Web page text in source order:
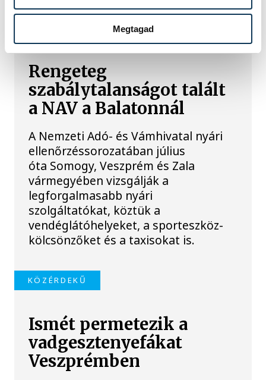
Megtagad
Rengeteg
szabálytalanságot talált
a NAV a Balatonnál
A Nemzeti Adó- és Vámhivatal nyári
ellenőrzéssorozatában július
óta Somogy, Veszprém és Zala
vármegyében vizsgálják a
legforgalmasabb nyári
szolgáltatókat, köztük a
vendéglátóhelyeket, a sporteszköz-
kölcsönzőket és a taxisokat is.
KÖZÉRDEKŰ
Ismét permetezik a
vadgesztenyefákat
Veszprémben